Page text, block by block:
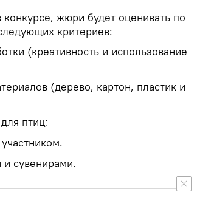
жюри будет оценивать по
критериев:
(креативность и использование
(дерево, картон, пластик и
птиц;
сувенирами.